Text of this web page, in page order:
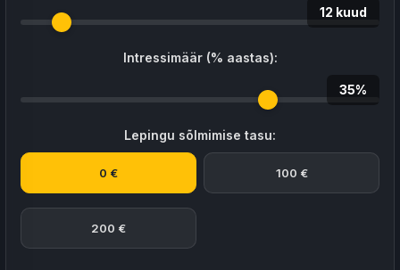
12 kuud
Intressimäär (% aastas):
35%
Lepingu sõlmimise tasu:
0 € 100 €
200 €